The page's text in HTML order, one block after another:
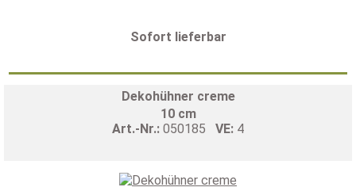
Sofort lieferbar
Dekohühner creme
10 cm
Art.-Nr.: 050185 VE: 4